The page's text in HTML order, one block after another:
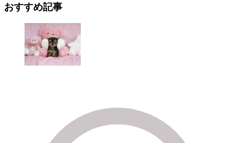
おすすめ記事